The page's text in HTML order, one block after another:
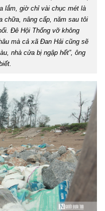
lắm, giờ chỉ vài chục mét là
chữa, nâng cấp, năm sau tôi
Đê Hội Thống vỡ không
mà cả xã Đan Hải cũng sẽ
nhà cửa bị ngập hết”, ông